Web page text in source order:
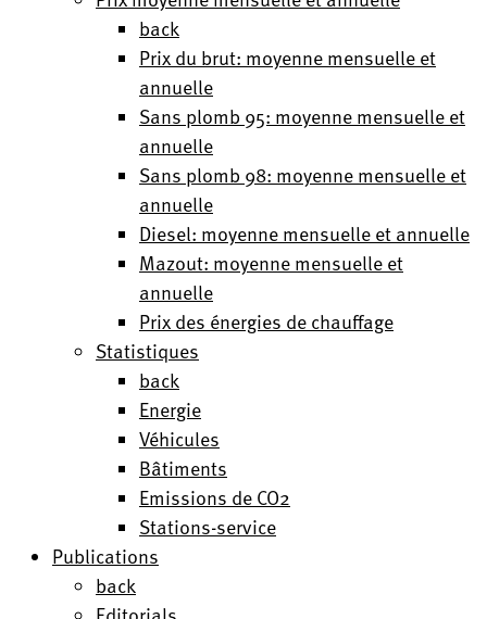
back
Prix du brut: moyenne mensuelle et
annuelle
Sans plomb 95: moyenne mensuelle et
annuelle
Sans plomb 98: moyenne mensuelle et
annuelle
Diesel: moyenne mensuelle et annuelle
Mazout: moyenne mensuelle et
annuelle
Prix des énergies de chauffage
Statistiques
back
Energie
Véhicules
Bâtiments
Emissions de CO2
Stations-service
Publications
back